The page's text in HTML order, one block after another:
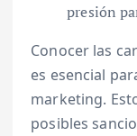
presión
Conocer las
es esencial
marketing.
posibles